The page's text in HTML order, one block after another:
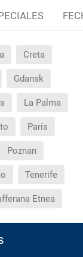
Creta
Gdansk
La Palma
París
Poznan
Tenerife
Etnea